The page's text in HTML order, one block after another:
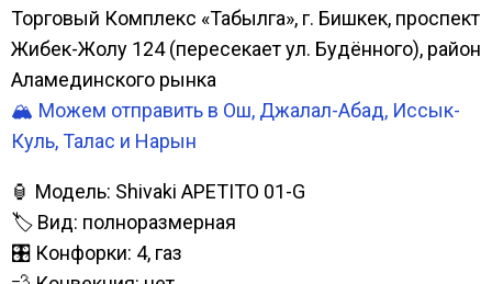
Торговый Комплекс «Табылга», г. Бишкек, проспект
Жибек-Жолу 124 (пересекает ул. Будённого), район
Аламединского рынка
🏔️ Можем отправить в Ош, Джалал-Абад, Иссык-
Куль, Талас и Нарын
🏮 Модель: Shivaki APETITO 01-G
🏷️ Вид: полноразмерная
🎛️ Конфорки: 4, газ